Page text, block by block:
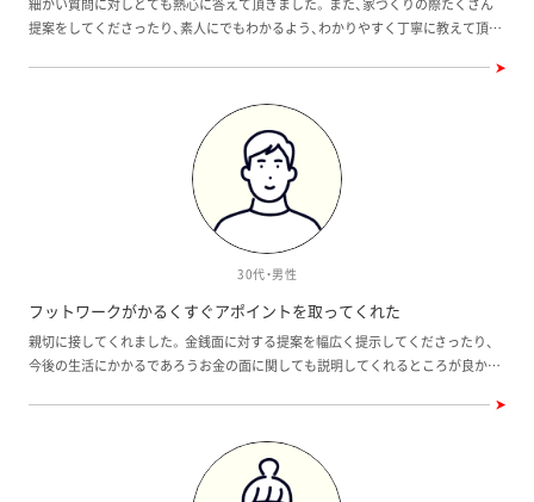
細かい質問に対しとても熱心に答えて頂きました。 また、家づくりの際たくさん
提案をしてくださったり、素人にでもわかるよう、わかりやすく丁寧に教えて頂き
30代・男性
フットワークがかるくすぐアポイントを取ってくれた
親切に接してくれました。 金銭面に対する提案を幅広く提示してくださったり、
今後の生活にかかるであろうお金の面に関しても説明してくれるところが良かっ